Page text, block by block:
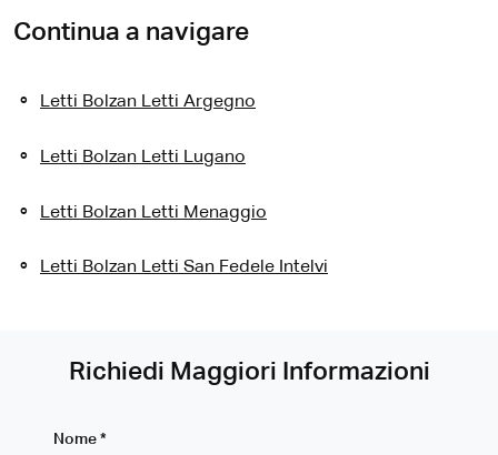
Continua a navigare
Letti Bolzan Letti Argegno
Letti Bolzan Letti Lugano
Letti Bolzan Letti Menaggio
Letti Bolzan Letti San Fedele Intelvi
Richiedi Maggiori Informazioni